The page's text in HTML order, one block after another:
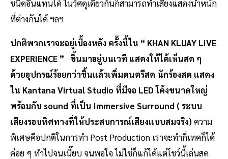
ชนิดอื่นแทนได้ ในวัศดุเดียวกันก็สามารถทำเสียงแสดงน้ำหนัก
ที่ต่างกันได้ ฯลฯ
ปกติพวกเราจะอยู่เบื้องหลัง ครั้งนี้ใน “ KHAN KLUAY LIVE
EXPERIENCE ” ขึ้นมาอยู่บนเวที แสดงให้ได้เห็นสด ๆ
ด้วยอุปกรณ์ร้อยกว่าชิ้นแล้วเพิ่มดนตรีสด นักร้องสด แสดง
ใน Kantana Virtual Studio ที่มีจอ LED โค้งขนาดใหญ่
พร้อมกับ sound ที่เป็น Immersive Surround ( ระบบ
เสียงรอบทิศทางที่ให้ประสบการณ์เสียงแบบสมจริง) ความ
พิเศษคือปกติในการทำ Post Production เราจะทำกี่เทคก็ได้
ค่อย ๆ ทำไปจนเนี๊ยบ จนพอใจ ไม่ใช่ก็แก้ได้แต่โชว์นี้เล่นสด